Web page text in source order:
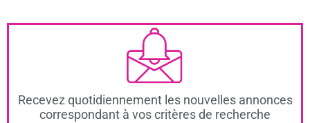
Recevez quotidiennement les nouvelles annonces
correspondant à vos critères de recherche